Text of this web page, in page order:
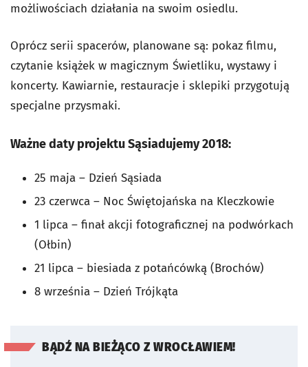
możliwościach działania na swoim osiedlu.
Oprócz serii spacerów, planowane są: pokaz filmu,
czytanie książek w magicznym Świetliku, wystawy i
koncerty. Kawiarnie, restauracje i sklepiki przygotują
specjalne przysmaki.
Ważne daty projektu Sąsiadujemy 2018:
25 maja – Dzień Sąsiada
23 czerwca – Noc Świętojańska na Kleczkowie
1 lipca – finał akcji fotograficznej na podwórkach
(Ołbin)
21 lipca – biesiada z potańcówką (Brochów)
8 września – Dzień Trójkąta
BĄDŹ NA BIEŻĄCO Z WROCŁAWIEM!